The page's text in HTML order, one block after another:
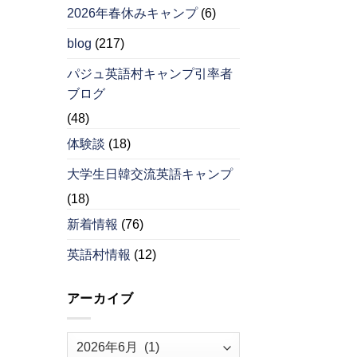
2026年春休みキャンプ(6)
blog (217)
パジュ英語村キャンプ引率者
ブログ
(48)
体験談 (18)
大学生日韓交流英語キャンプ
(18)
新着情報 (76)
英語村情報 (12)
アーカイブ